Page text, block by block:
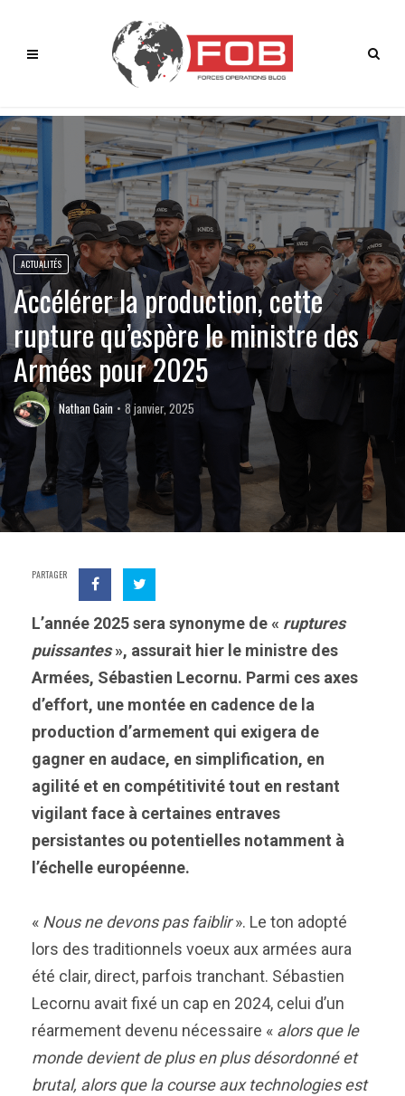
ACTUALITÉS
Accélérer la production, cette
rupture qu’espère le ministre des
Armées pour 2025
Nathan Gain 8 janvier, 2025
PARTAGER
L’année 2025 sera synonyme de « ruptures
puissantes», assurait hier le ministre des
Armées, Sébastien Lecornu. Parmi ces axes
d’effort, une montée en cadence de la
production d’armement qui exigera de
gagner en audace, en simplification, en
agilité et en compétitivité tout en restant
vigilant face à certaines entraves
persistantes ou potentielles notamment à
l’échelle européenne.
« Nous ne devons pas faiblir». Le ton adopté
lors des traditionnels voeux aux armées aura
été clair, direct, parfois tranchant. Sébastien
Lecornu avait fixé un cap en 2024, celui d’un
réarmement devenu nécessaire « alors que le
monde devient de plus en plus désordonné et
brutal, alors que la course aux technologies est